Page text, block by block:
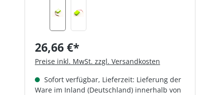
26,66 €*
Preise inkl. MwSt. zzgl. Versandkosten
Sofort verfügbar, Lieferzeit: Lieferung der
Ware im Inland (Deutschland) innerhalb von